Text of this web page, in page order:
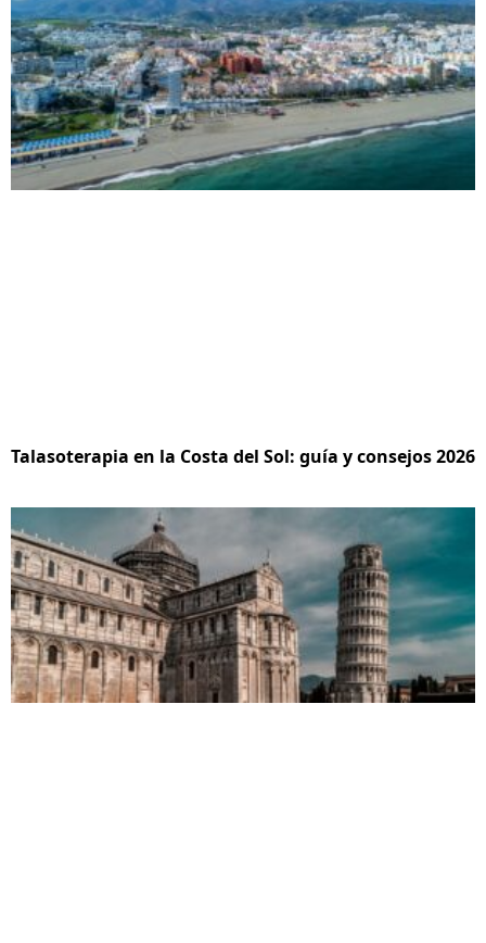
Talasoterapia en la Costa del Sol: guía y consejos 2026